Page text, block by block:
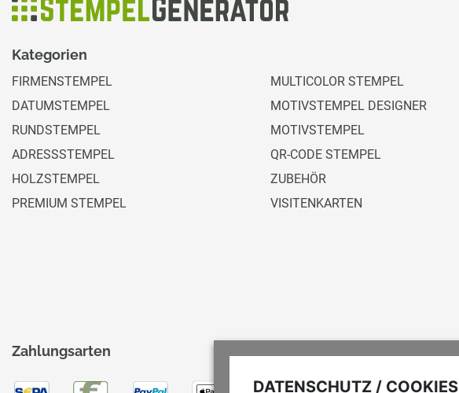
DATENSCHUTZ / COOKIES
Kategorien
FIRMENSTEMPEL
DATUMSTEMPEL
RUNDSTEMPEL
ADRESSSTEMPEL
HOLZSTEMPEL
PREMIUM STEMPEL
MULTICOLOR STEMPEL
MOTIVSTEMPEL DESIGNER
MOTIVSTEMPEL
QR-CODE STEMPEL
ZUBEHÖR
VISITENKARTEN
Zahlungsarten